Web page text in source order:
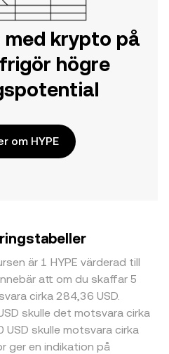
med krypto på
högre
om HYPE
är 1 HYPE värderad till
att om du skaffar 5
cirka 284,36 USD.
skulle det motsvara cirka
skulle motsvara cirka
ger en indikation på